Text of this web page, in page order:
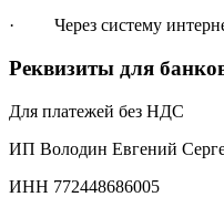
· Через систему
Реквизиты для
Для платежей без НДС
ИП Володин Евгений
ИНН 772448686005